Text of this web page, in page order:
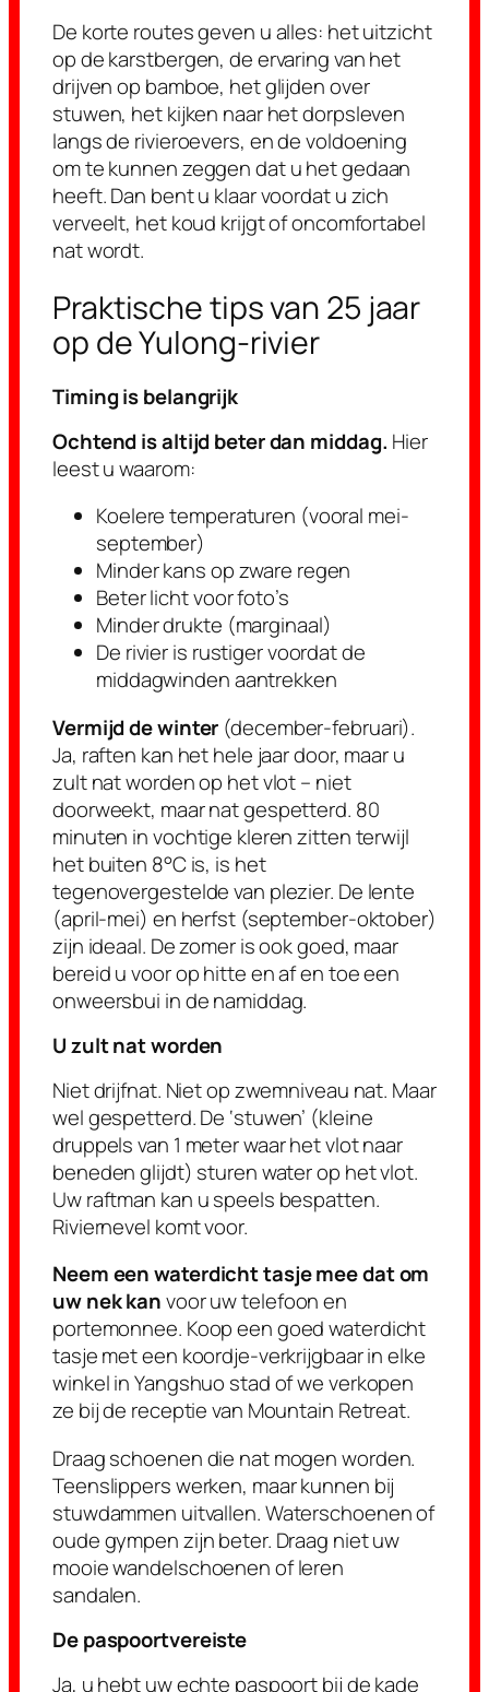
De korte routes geven u alles: het uitzicht
op de karstbergen, de ervaring van het
drijven op bamboe, het glijden over
stuwen, het kijken naar het dorpsleven
langs de rivieroevers, en de voldoening
om te kunnen zeggen dat u het gedaan
heeft. Dan bent u klaar voordat u zich
verveelt, het koud krijgt of oncomfortabel
nat wordt.
Praktische tips van 25 jaar
op de Yulong-rivier
Timing is belangrijk
Ochtend is altijd beter dan middag. Hier
leest u waarom:
Koelere temperaturen (vooral mei-
september)
Minder kans op zware regen
Beter licht voor foto’s
Minder drukte (marginaal)
De rivier is rustiger voordat de
middagwinden aantrekken
Vermijd de winter (december-februari).
Ja, raften kan het hele jaar door, maar u
zult nat worden op het vlot – niet
doorweekt, maar nat gespetterd. 80
minuten in vochtige kleren zitten terwijl
het buiten 8°C is, is het
tegenovergestelde van plezier. De lente
(april-mei) en herfst (september-oktober)
zijn ideaal. De zomer is ook goed, maar
bereid u voor op hitte en af en toe een
onweersbui in de namiddag.
U zult nat worden
Niet drijfnat. Niet op zwemniveau nat. Maar
wel gespetterd. De ‘stuwen’ (kleine
druppels van 1 meter waar het vlot naar
beneden glijdt) sturen water op het vlot.
Uw raftman kan u speels bespatten.
Riviernevel komt voor.
Neem een waterdicht tasje mee dat om
uw nek kanvoor uw telefoon en
portemonnee. Koop een goed waterdicht
tasje met een koordje-verkrijgbaar in elke
winkel in Yangshuo stad of we verkopen
ze bij de receptie van Mountain Retreat.
Draag schoenen die nat mogen worden.
Teenslippers werken, maar kunnen bij
stuwdammen uitvallen. Waterschoenen of
oude gympen zijn beter. Draag niet uw
mooie wandelschoenen of leren
sandalen.
De paspoortvereiste
Ja, u hebt uw echte paspoort bij de kade